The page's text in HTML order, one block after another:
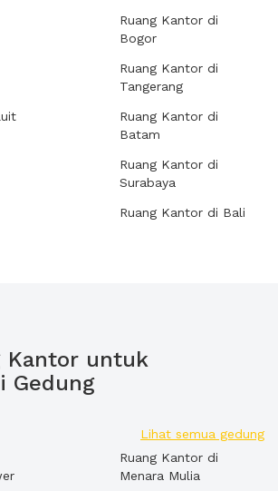
Ruang Kantor di
Bogor
Ruang Kantor di
Tangerang
Ruang Kantor di
Batam
Ruang Kantor di
Surabaya
Ruang Kantor di Bali
Kantor untuk
Gedung
Lihat semua gedung
Ruang Kantor di
Menara Mulia